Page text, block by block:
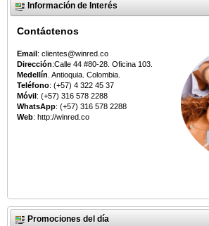
Información de Interés
Contáctenos
Email: clientes@winred.co
Dirección:Calle 44 #80-28. Oficina 103.
Medellín . Antioquia. Colombia.
Teléfono: (+57) 4 322 45 37
Móvil: (+57) 316 578 2288
WhatsApp: (+57) 316 578 2288
Web: http://winred.co
Promociones del día